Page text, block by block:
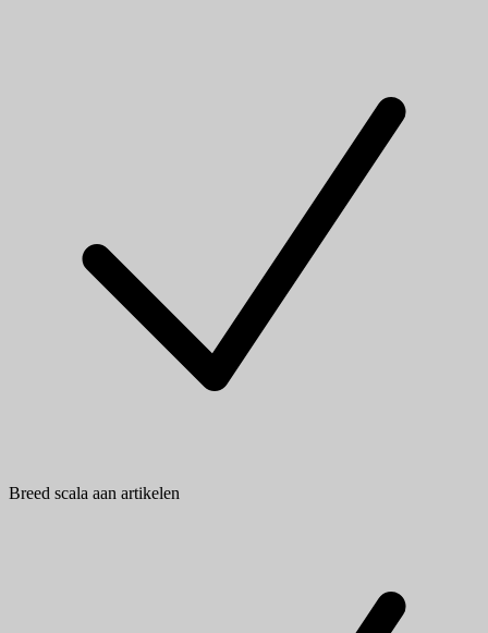
Breed scala aan artikelen